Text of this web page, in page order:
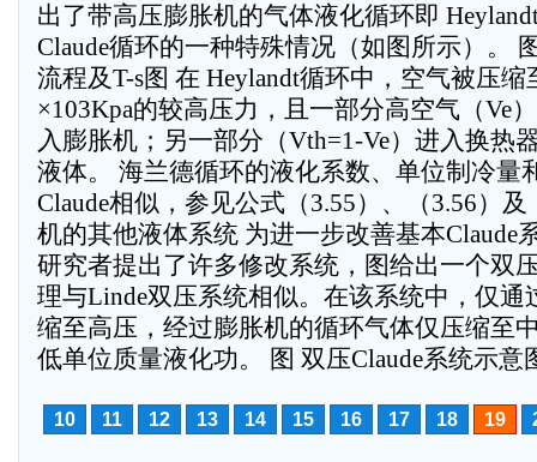
出了带高压膨胀机的气体液化循环即
Claude循环的一种特殊情况（如图所示）。
流程及T-s图 在 Heylandt循环中，空气被压缩
×103Kpa的较高压力，且一部分高空气（Ve
入膨胀机；另一部分（Vth=1-Ve）进入换热
液体。 海兰德循环的液化系数、单位制冷量
Claude相似，参见公式（3.55）、（3.56）
机的其他液体系统 为进一步改善基本Claude
研究者提出了许多修改系统，图给出一个双
理与Linde双压系统相似。在该系统中，仅通
缩至高压，经过膨胀机的循环气体仅压缩至
低单位质量液化功。 图 双压Claude系统示意
10 11 12 13 14 15 16 17 18 19